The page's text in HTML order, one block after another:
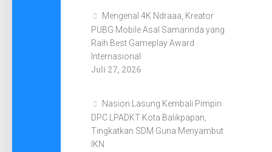
Mengenal 4K Ndraaa, Kreator
PUBG Mobile Asal Samarinda yang
Raih Best Gameplay Award
Internasional
Juli 27, 2026
Nasion Lasung Kembali Pimpin
DPC LPADKT Kota Balikpapan,
Tingkatkan SDM Guna Menyambut
IKN